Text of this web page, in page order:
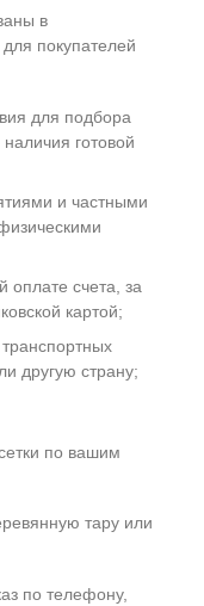
в
покупателей
для подбора
готовой
и частными
оплате счета, за
картой;
другую страну;
по вашим
тару или
по телефону,